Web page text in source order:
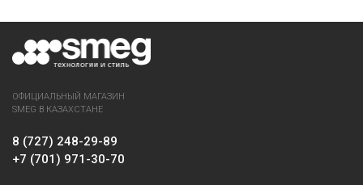
ОФИЦИАЛЬНЫЙ МАГАЗИН
SMEG В КАЗАХСТАНЕ
8 (727) 248-29-89
+7 (701) 971-30-70